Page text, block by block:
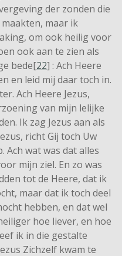
der zonden die
maar ik
om ook heilig voor
ook aan te zien als
bede[22] : Ach Heere
en leid mij daar toch in.
Ach Heere Jezus,
van mijn lelijke
Ik zag Jezus aan als
richt Gij toch Uw
wat was dat alles
mijn ziel. En zo was
tot de Heere, dat ik
maar dat ik toch deel
hebben, en dat wel
hoe liever, en hoe
ik in die gestalte
Zichzelf kwam te